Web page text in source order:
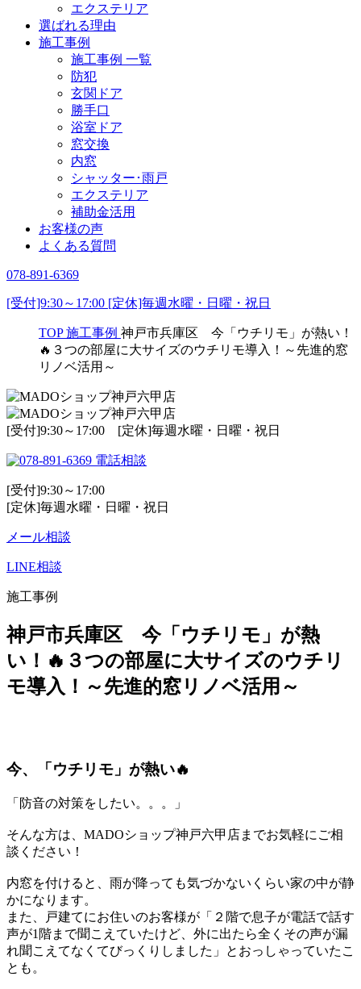
エクステリア
選ばれる理由
施工事例
施工事例 一覧
防犯
玄関ドア
勝手口
浴室ドア
窓交換
内窓
シャッター･雨戸
エクステリア
補助金活用
お客様の声
よくある質問
078-891-6369
[受付]9:30～17:00 [定休]毎週水曜・日曜・祝日
TOP 施工事例 神戸市兵庫区 今「ウチリモ」が熱い！
🔥３つの部屋に大サイズのウチリモ導入！～先進的窓
リノベ活用～
[受付]9:30～17:00 [定休]毎週水曜・日曜・祝日
電話相談
[受付]9:30～17:00
[定休]毎週水曜・日曜・祝日
メール相談
LINE相談
施工事例
神戸市兵庫区 今「ウチリモ」が熱
い！🔥３つの部屋に大サイズのウチリ
モ導入！～先進的窓リノベ活用～
今、「ウチリモ」が熱い🔥
「防音の対策をしたい。。。」
そんな方は、MADOショップ神戸六甲店までお気軽にご相
談ください！
内窓を付けると、雨が降っても気づかないくらい家の中が静
かになります。
また、戸建てにお住いのお客様が「２階で息子が電話で話す
声が1階まで聞こえていたけど、外に出たら全くその声が漏
れ聞こえてなくてびっくりしました」とおっしゃっていたこ
とも。